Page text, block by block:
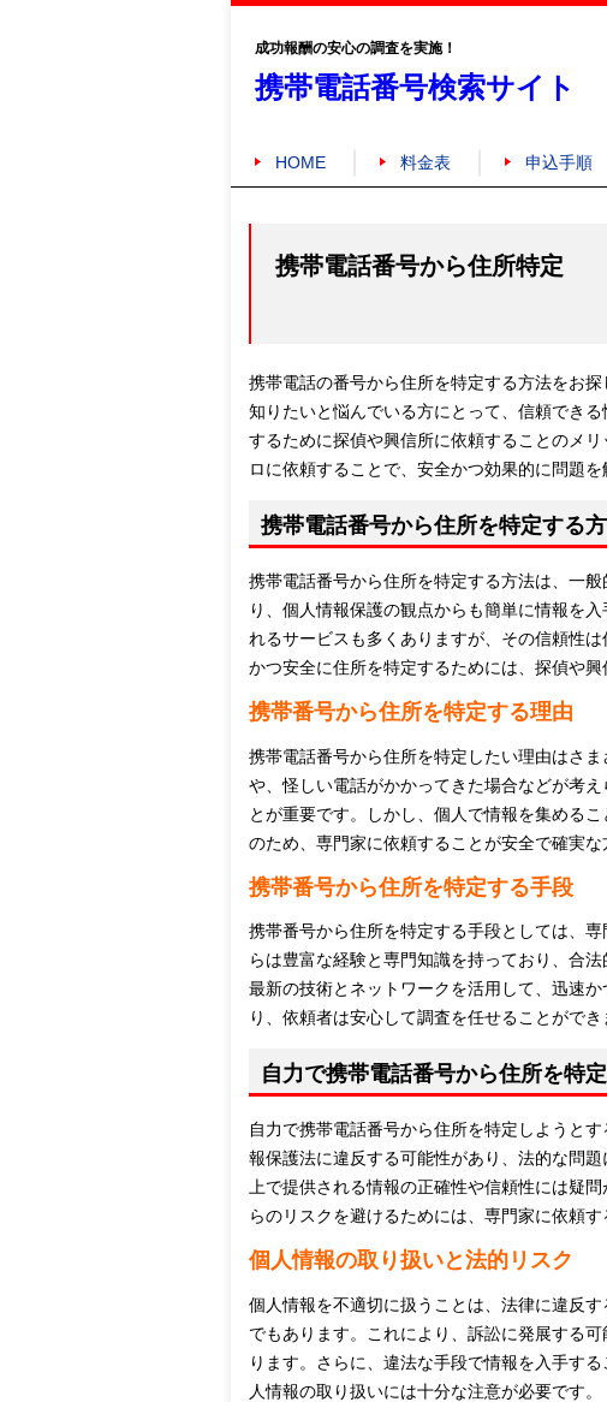
成功報酬の安心の調査を実施！
携帯電話番号検索サイト
HOME 料金表 申込手順
携帯電話番号から住所特定
携帯電話の番号から住所を特定する方法をお
知りたいと悩んでいる方にとって、信頼でき
するために探偵や興信所に依頼することのメ
ロに依頼することで、安全かつ効果的に問題を
携帯電話番号から住所を特定する
携帯電話番号から住所を特定する方法は、一
り、個人情報保護の観点からも簡単に情報を
れるサービスも多くありますが、その信頼性
かつ安全に住所を特定するためには、探偵や
携帯番号から住所を特定する理由
携帯電話番号から住所を特定したい理由はさ
や、怪しい電話がかかってきた場合などが考
とが重要です。しかし、個人で情報を集める
のため、専門家に依頼することが安全で確実な
携帯番号から住所を特定する手段
携帯番号から住所を特定する手段としては、
らは豊富な経験と専門知識を持っており、合
最新の技術とネットワークを活用して、迅速
り、依頼者は安心して調査を任せることができ
自力で携帯電話番号から住所を特
自力で携帯電話番号から住所を特定しようと
報保護法に違反する可能性があり、法的な問
上で提供される情報の正確性や信頼性には疑
らのリスクを避けるためには、専門家に依頼す
個人情報の取り扱いと法的リスク
個人情報を不適切に扱うことは、法律に違反
でもあります。これにより、訴訟に発展する
ります。さらに、違法な手段で情報を入手す
人情報の取り扱いには十分な注意が必要です。